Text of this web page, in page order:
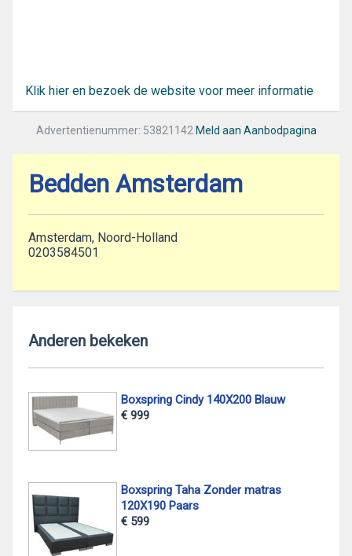
Klik hier en bezoek de website voor meer informatie
Advertentienummer: 53821142 Meld aan Aanbodpagina
Bedden Amsterdam
Amsterdam, Noord-Holland
0203584501
Anderen bekeken
Boxspring Cindy 140X200 Blauw
€ 999
Boxspring Taha Zonder matras
120X190 Paars
€ 599